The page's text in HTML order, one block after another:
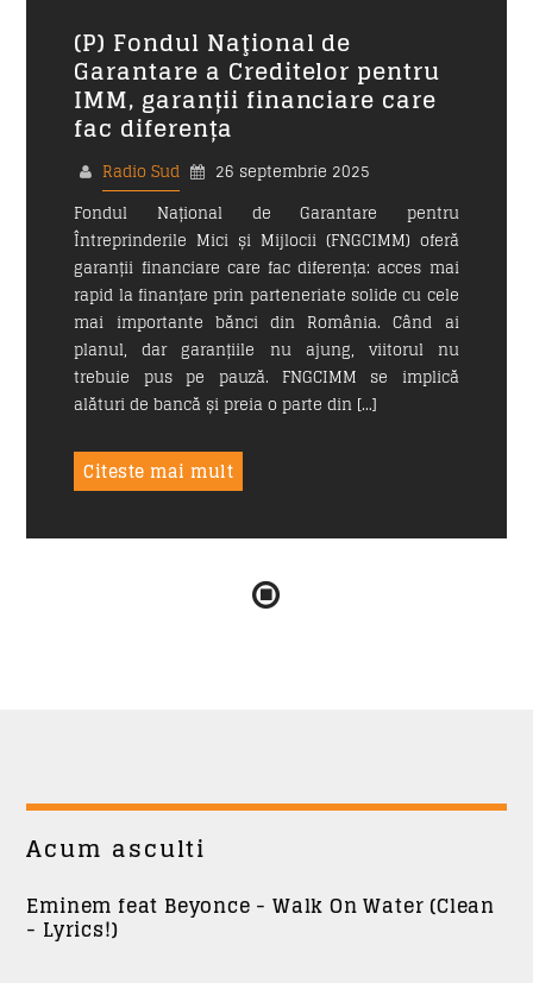
(P) Fondul Naţional de
Garantare a Creditelor pentru
IMM, garanții financiare care
fac diferența
Radio Sud
26 septembrie 2025
Fondul Național de Garantare pentru
Întreprinderile Mici și Mijlocii (FNGCIMM) oferă
garanții financiare care fac diferența: acces mai
rapid la finanțare prin parteneriate solide cu cele
mai importante bănci din România. Când ai
planul, dar garanțiile nu ajung, viitorul nu
trebuie pus pe pauză. FNGCIMM se implică
alături de bancă și preia o parte din […]
Citeste mai mult
Acum asculti
Eminem feat Beyonce - Walk On Water (Clean
- Lyrics!)